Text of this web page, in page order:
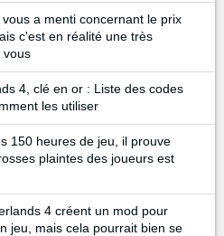
a menti concernant le prix
c'est en réalité une très
vous
4, clé en or : Liste des codes
les utiliser
150 heures de jeu, il prouve
plaintes des joueurs est
4 créent un mod pour
jeu, mais cela pourrait bien se